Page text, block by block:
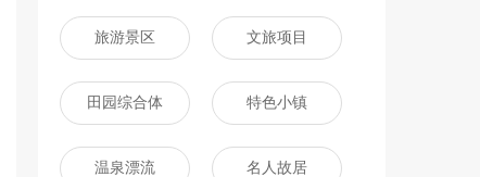
旅游景区 文旅项目
田园综合体 特色小镇
温泉漂流 名人故居